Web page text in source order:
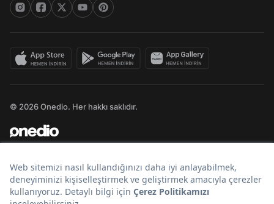
© 2026 Onedio. Her hakkı saklıdır.
Bir markasıdır.